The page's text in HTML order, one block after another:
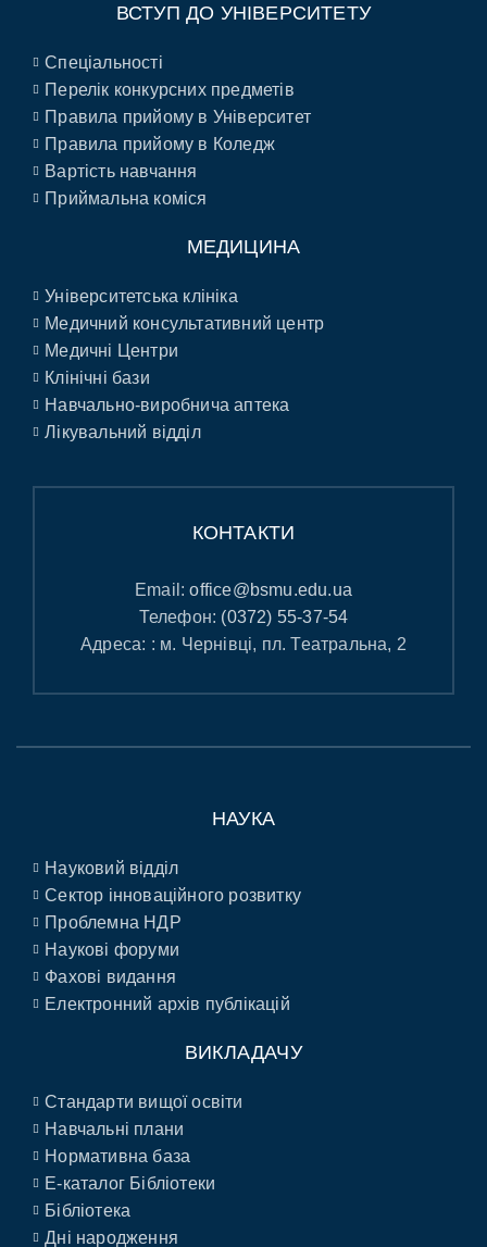
ВСТУП ДО УНІВЕРСИТЕТУ
Спеціальності
Перелік конкурсних предметів
Правила прийому в Університет
Правила прийому в Коледж
Вартість навчання
Приймальна коміся
МЕДИЦИНА
Університетська клініка
Медичний консультативний центр
Медичні Центри
Клінічні бази
Навчально-виробнича аптека
Лікувальний відділ
КОНТАКТИ
Email:office@bsmu.edu.ua
Телефон: (0372) 55-37-54
Адреса: : м. Чернівці, пл. Театральна, 2
НАУКА
Науковий відділ
Сектор інноваційного розвитку
Проблемна НДР
Наукові форуми
Фахові видання
Електронний архів публікацій
ВИКЛАДАЧУ
Стандарти вищої освіти
Навчальні плани
Нормативна база
E-каталог Бібліотеки
Бібліотека
Дні народження